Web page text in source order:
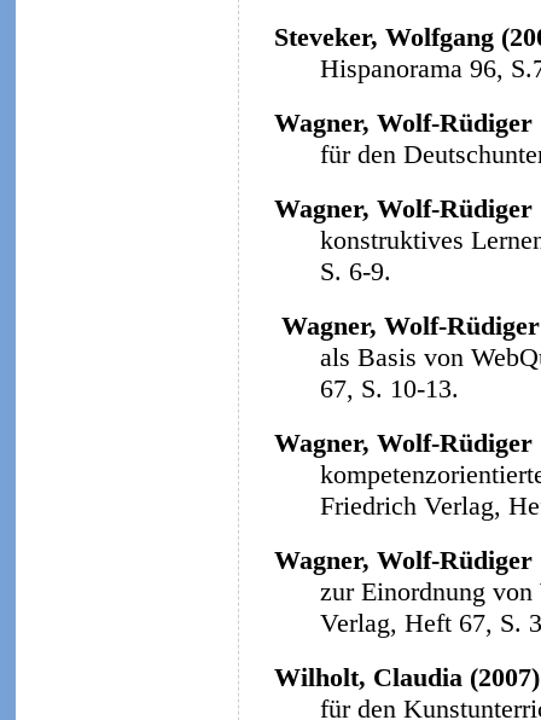
Steveker, Wolfgang
Hispanorama 96,
Wagner, Wolf-
für den
Wagner, Wolf-Rüdiger
konstruktives
S. 6-9.
Wagner, Wolf-
als Basis von
67, S. 10-13.
Wagner, Wolf-
Friedrich Verlag,
Wagner, Wolf-
zur Einordnung
Verlag, Heft 67, S.
Wilholt, Claudia
für den